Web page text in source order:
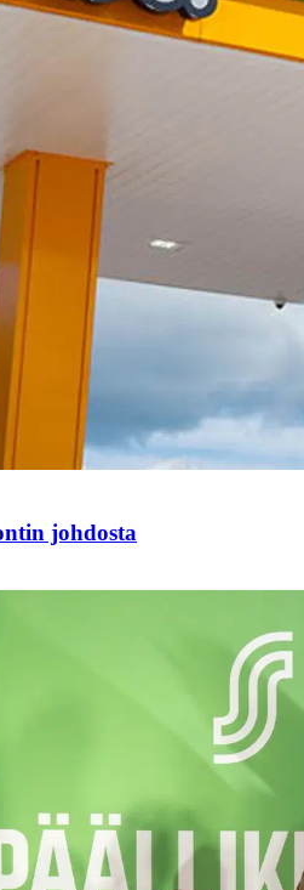
johdosta